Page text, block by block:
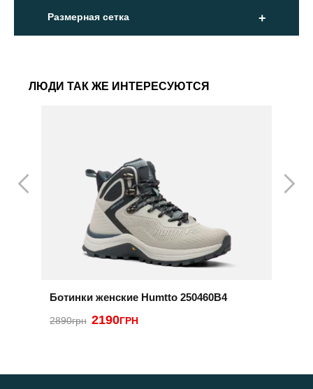
Размерная сетка
ЛЮДИ ТАК ЖЕ ИНТЕРЕСУЮТСЯ
Ботинки женские Humtto 250460B4
2890грн 2190ГРН